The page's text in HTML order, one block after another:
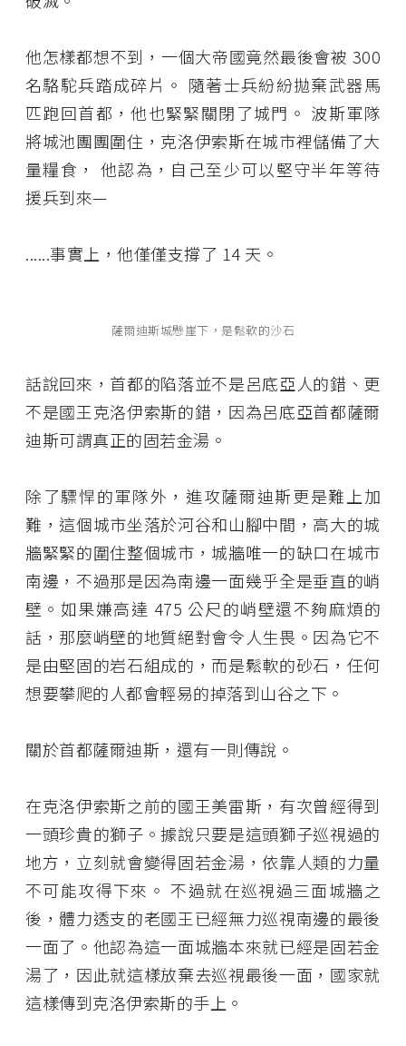
他怎樣都想不到，一個大帝國竟然最後會被 300
名駱駝兵踏成碎片。 隨著士兵紛紛拋棄武器馬
匹跑回首都，他也緊緊關閉了城門。 波斯軍隊
將城池團團圍住，克洛伊索斯在城市裡儲備了大
量糧食， 他認為，自己至少可以堅守半年等待
援兵到來—
......事實上，他僅僅支撐了 14 天。
薩爾迪斯城懸崖下，是鬆軟的沙石
話說回來，首都的陷落並不是呂底亞人的錯、更
不是國王克洛伊索斯的錯，因為呂底亞首都薩爾
迪斯可謂真正的固若金湯。
除了驃悍的軍隊外，進攻薩爾迪斯更是難上加
難，這個城市坐落於河谷和山腳中間，高大的城
牆緊緊的圍住整個城市，城牆唯一的缺口在城市
南邊，不過那是因為南邊一面幾乎全是垂直的峭
壁。如果嫌高達 475 公尺的峭壁還不夠麻煩的
話，那麼峭壁的地質絕對會令人生畏。因為它不
是由堅固的岩石組成的，而是鬆軟的砂石，任何
想要攀爬的人都會輕易的掉落到山谷之下。
關於首都薩爾迪斯，還有一則傳說。
在克洛伊索斯之前的國王美雷斯，有次曾經得到
一頭珍貴的獅子。據說只要是這頭獅子巡視過的
地方，立刻就會變得固若金湯，依靠人類的力量
不可能攻得下來。 不過就在巡視過三面城牆之
後，體力透支的老國王已經無力巡視南邊的最後
一面了。他認為這一面城牆本來就已經是固若金
湯了，因此就這樣放棄去巡視最後一面，國家就
這樣傳到克洛伊索斯的手上。